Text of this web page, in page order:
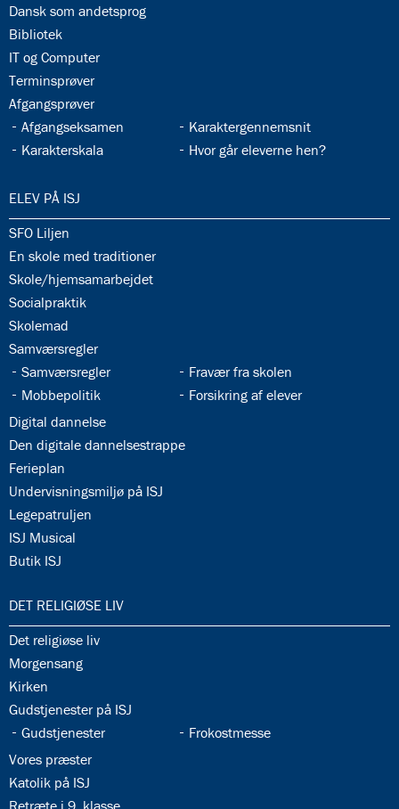
33.6:
Dansk som andetsprog
33.7:
Bibliotek
33.8:
IT og Computer
33.9:
Terminsprøver
33.10:
Afgangsprøver
33.11:
Afgangseksamen 33.12:
Karaktergennemsnit
33.13:
Karakterskala 33.14:
Hvor går eleverne hen?
34.0:
ELEV PÅ ISJ
34.1:
SFO Liljen
34.2:
En skole med traditioner
34.3:
Skole/hjemsamarbejdet
34.4:
Socialpraktik
34.5:
Skolemad
34.6:
Samværsregler
34.7:
Samværsregler 34.8:
Fravær fra skolen
34.9:
Mobbepolitik 34.10:
Forsikring af elever
34.11:
Digital dannelse
34.12:
Den digitale dannelsestrappe
34.13:
Ferieplan
34.14:
Undervisningsmiljø på ISJ
34.15:
Legepatruljen
34.16:
ISJ Musical
34.17:
Butik ISJ
35.0:
DET RELIGIØSE LIV
35.1:
Det religiøse liv
35.2:
Morgensang
35.3:
Kirken
35.4:
Gudstjenester på ISJ
35.5:
Gudstjenester 35.6:
Frokostmesse
35.7:
Vores præster
35.8:
Katolik på ISJ
35.9: